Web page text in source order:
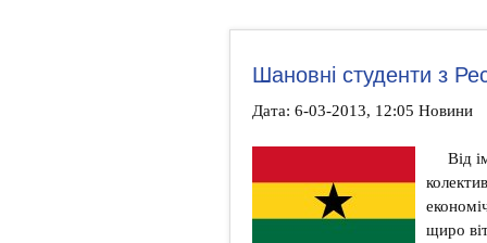
Шановні студенти з
Дата: 6-03-2013, 12:05 Новини
Від
щиро